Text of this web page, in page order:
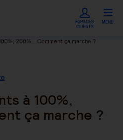
ESPACES
CLIENTS
MENU
200%... Comment ça marche ?
à 100%,
ça marche ?